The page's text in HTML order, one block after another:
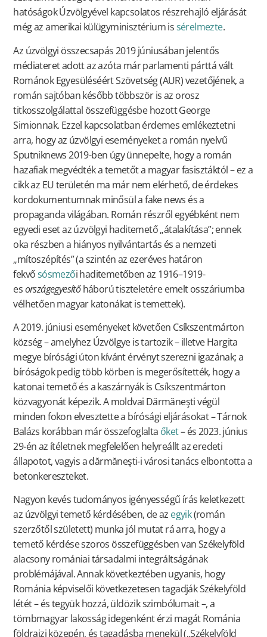
hatóságok Úzvölgyével kapcsolatos részrehajló eljárását
még az amerikai külügyminisztérium issérelmezte.
Az úzvölgyi összecsapás 2019 júniusában jelentős
médiateret adott az azóta már parlamenti párttá vált
Románok Egyesüléséért Szövetség (AUR) vezetőjének, a
román sajtóban később többször is az orosz
titkosszolgálattal összefüggésbe hozott George
Simionnak. Ezzel kapcsolatban érdemes emlékeztetni
arra, hogy az úzvölgyi eseményeket a román nyelvű
Sputniknews 2019-ben úgy ünnepelte, hogy a román
hazafiak megvédték a temetőt a magyar fasisztáktól – ez a
cikk az EU területén ma már nem elérhető, de érdekes
kordokumentumnak minősül a fake news és a
propaganda világában. Román részről egyébként nem
egyedi eset az úzvölgyi haditemető „átalakítása”; ennek
oka részben a hiányos nyilvántartás és a nemzeti
„mítoszépítés” (a szintén az ezeréves határon
fekvősósmezői haditemetőben az 1916–1919-
esországegyesítőháború tiszteletére emelt osszáriumba
vélhetően magyar katonákat is temettek).
A 2019. júniusi eseményeket követően Csíkszentmárton
község – amelyhez Úzvölgye is tartozik – illetve Hargita
megye bírósági úton kívánt érvényt szerezni igazának; a
bíróságok pedig több körben is megerősítették, hogy a
katonai temető és a kaszárnyák is Csíkszentmárton
közvagyonát képezik. A moldvai Dărmăneştivégül
minden fokon elvesztette a bírósági eljárásokat – Tárnok
Balázs korábban már összefoglalta őket– és 2023. június
29-én az ítéletnek megfelelően helyreállt az eredeti
állapotot, vagyis a dărmăneşti-i városi tanács elbontotta a
betonkereszteket.
Nagyon kevés tudományos igényességű írás keletkezett
az úzvölgyi temető kérdésében, de az egyik(román
szerzőtől született) munka jól mutat rá arra, hogy a
temető kérdése szoros összefüggésben van Székelyföld
alacsony romániai társadalmi integráltságának
problémájával. Annak következtében ugyanis, hogy
Románia képviselői következetesen tagadják Székelyföld
létét – és tegyük hozzá, üldözik szimbólumait –, a
tömbmagyar lakosság idegenként érzi magát Románia
földrajzi közepén, és tagadásba menekül („Székelyföld